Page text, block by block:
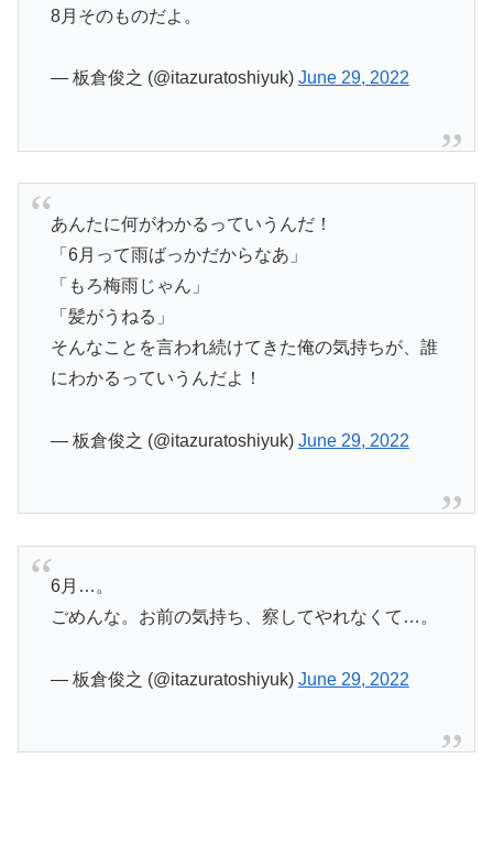
8月そのものだよ。
— 板倉俊之 (@itazuratoshiyuk) June 29, 2022
あんたに何がわかるっていうんだ！
「6月って雨ばっかだからなあ」
「もろ梅雨じゃん」
「髪がうねる」
そんなことを言われ続けてきた俺の気持ちが、誰
にわかるっていうんだよ！
— 板倉俊之 (@itazuratoshiyuk) June 29, 2022
6月…。
ごめんな。お前の気持ち、察してやれなくて…。
— 板倉俊之 (@itazuratoshiyuk) June 29, 2022